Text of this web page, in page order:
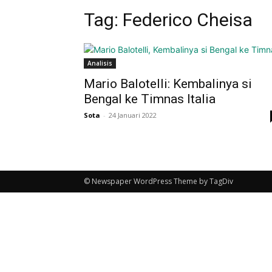
Tag: Federico Cheisa
Analisis
Mario Balotelli: Kembalinya si
Bengal ke Timnas Italia
Sota - 24 Januari 2022
© Newspaper WordPress Theme by TagDiv